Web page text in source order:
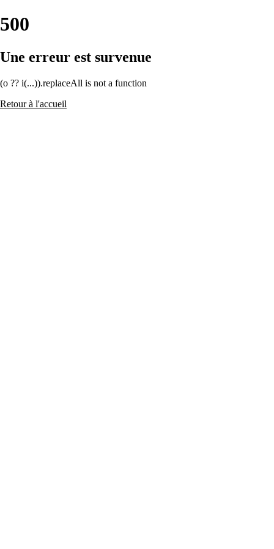
500
Une erreur est survenue
(o ?? i(...)).replaceAll is not a function
Retour à l'accueil